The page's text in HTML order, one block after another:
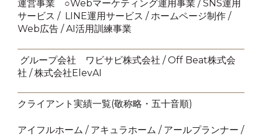
運営事業 ○Webマーケティング運用事業 / SNS運用
サービス / LINE運用サービス / ホームページ制作 /
Web広告 / AI活用訓練事業
グループ会社 ワビサビ株式会社 / Off Beat株式会
社 / 株式会社ElevAI
クライアント実績一覧(敬称略・五十音順)
アイフルホーム / アキュラホーム / アールプランナー /